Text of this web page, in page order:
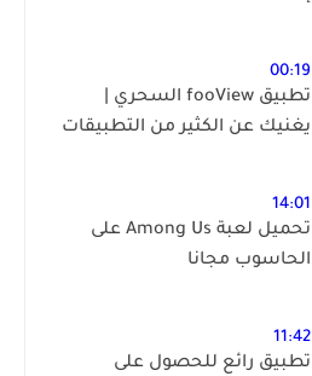
00:19
تطبيق fooView السحري |
يغنيك عن الكثير من التطبيقات
14:01
تحميل لعبة Among Us على
الحاسوب مجانا
11:42
تطبيق رائع للحصول على